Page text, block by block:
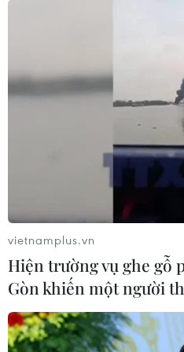
Hé lộ những
Boeing 787-10 của
Dự kiến Vietnam Airlines sẽ
tháng 8/2019 và trở thành
thứ 5 trên thế giới nhận tàu
vietnamplus.vn
Hiện trường vụ ghe gỗ
Gòn khiến một người